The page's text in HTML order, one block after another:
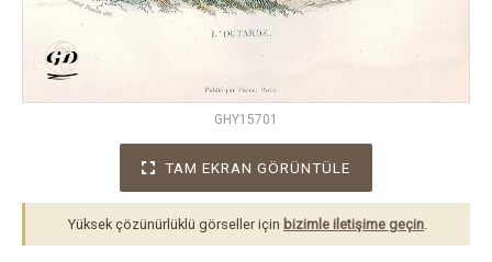
GHY15701
TAM EKRAN GÖRÜNTÜLE
Yüksek çözünürlüklü görseller için bizimle iletişime geçin.